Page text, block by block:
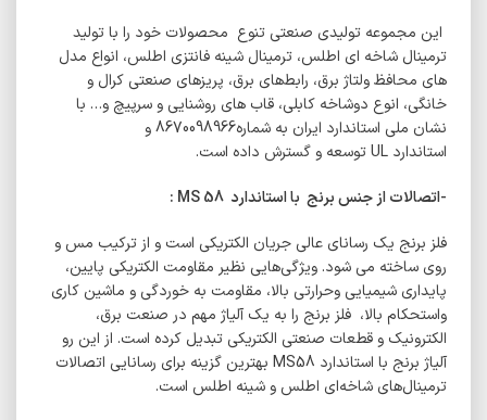
این مجموعه تولیدی صنعتی تنوع محصولات خود را با تولید
ترمینال شاخه ‌ای اطلس، ترمینال شینه فانتزی اطلس، انواع مدل
های محافظ ولتاژ برق، رابط‌های برق، پریزهای صنعتی کرال و
خانگی، انوع دوشاخه کابلی، قاب های روشنایی و سرپیچ و… با
نشان ملی استاندارد ایران به شماره8670098966 و
استاندارد ULتوسعه و گسترش داده است.
-اتصالات از جنس برنج با استاندارد MS 58
:
فلز برنج یک رسانای عالی جریان الکتریکی است و از ترکیب مس و
روی ساخته می شود. ویژگی‌هایی نظیر مقاومت الکتریکی پایین،
پایداری شیمیایی وحرارتی بالا، مقاومت به خوردگی و ماشین کاری
واستحکام بالا، فلز برنج را به یک آلیاژ مهم در صنعت برق،
الکترونیک و قطعات صنعتی الکتریکی تبدیل کرده است. از این رو
آلیاژ برنج با استاندارد MS58 بهترین گزینه برای رسانایی اتصالات
ترمینال‌های شاخه‌ای اطلس و شینه اطلس است.